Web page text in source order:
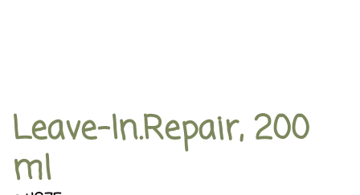
Leave-In.Repair, 200
ml